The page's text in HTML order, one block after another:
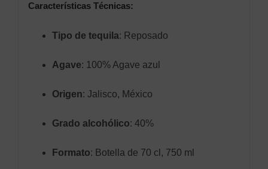
Características Técnicas:
Tipo de tequila: Reposado
Agave: 100% Agave azul
Origen: Jalisco, México
Grado alcohólico: 40%
Formato: Botella de 70 cl, 750 ml